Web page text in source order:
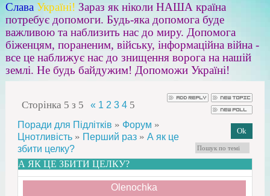
Слава Україні! Зараз як ніколи НАША країна
потребує допомоги. Будь-яка допомога буде
важливою та наблизить нас до миру. Допомога
біженцям, пораненим, війську, інформаційна війна -
все це наближує нас до знищення ворога на нашій
землі. Не будь байдужим! Допоможи Україні!
Сторінка 5 з 5 « 1 2 3 4 5
Поради для Підлітків » Форум »
Цнотливість » Перший раз » А як це
збити целку?
А ЯК ЦЕ ЗБИТИ ЦЕЛКУ?
Olenochka